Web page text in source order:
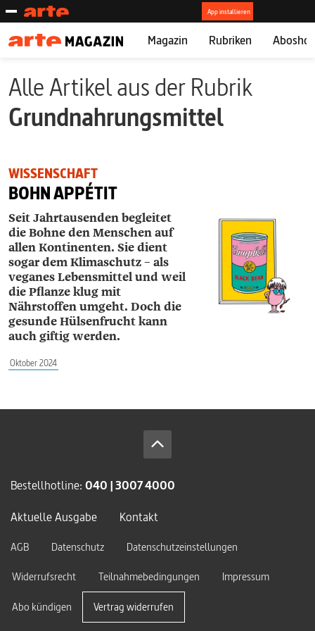
Magazin Rubriken
Alle Artikel aus der Rubrik
Grundnahrungsmittel
WISSENSCHAFT
BOHN APPÉTIT
Seit Jahrtausenden begleitet
die Bohne den Menschen auf
allen Kontinenten. Sie dient
sogar dem Klimaschutz – als
veganes Lebensmittel und weil
die Pflanze klug mit
Nährstoffen umgeht. Doch die
gesunde Hülsenfrucht kann
auch giftig werden.
Oktober 2024
Bestellhotline: 040 | 3007 4000
Aktuelle Ausgabe
Kontakt
AGB Datenschutz
Datenschutzeinstellungen
Widerrufsrecht
Teilnahmebedingungen Impressum
Abo kündigen Vertrag widerrufen